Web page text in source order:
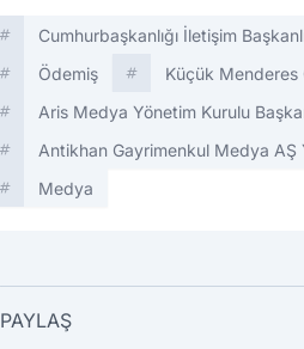
Cumhurbaşkanlığı İletişim
Ödemiş
Küçük Menderes
Aris Medya Yönetim Kurulu
Antikhan Gayrimenkul Medya AŞ
Medya
PAYLAŞ